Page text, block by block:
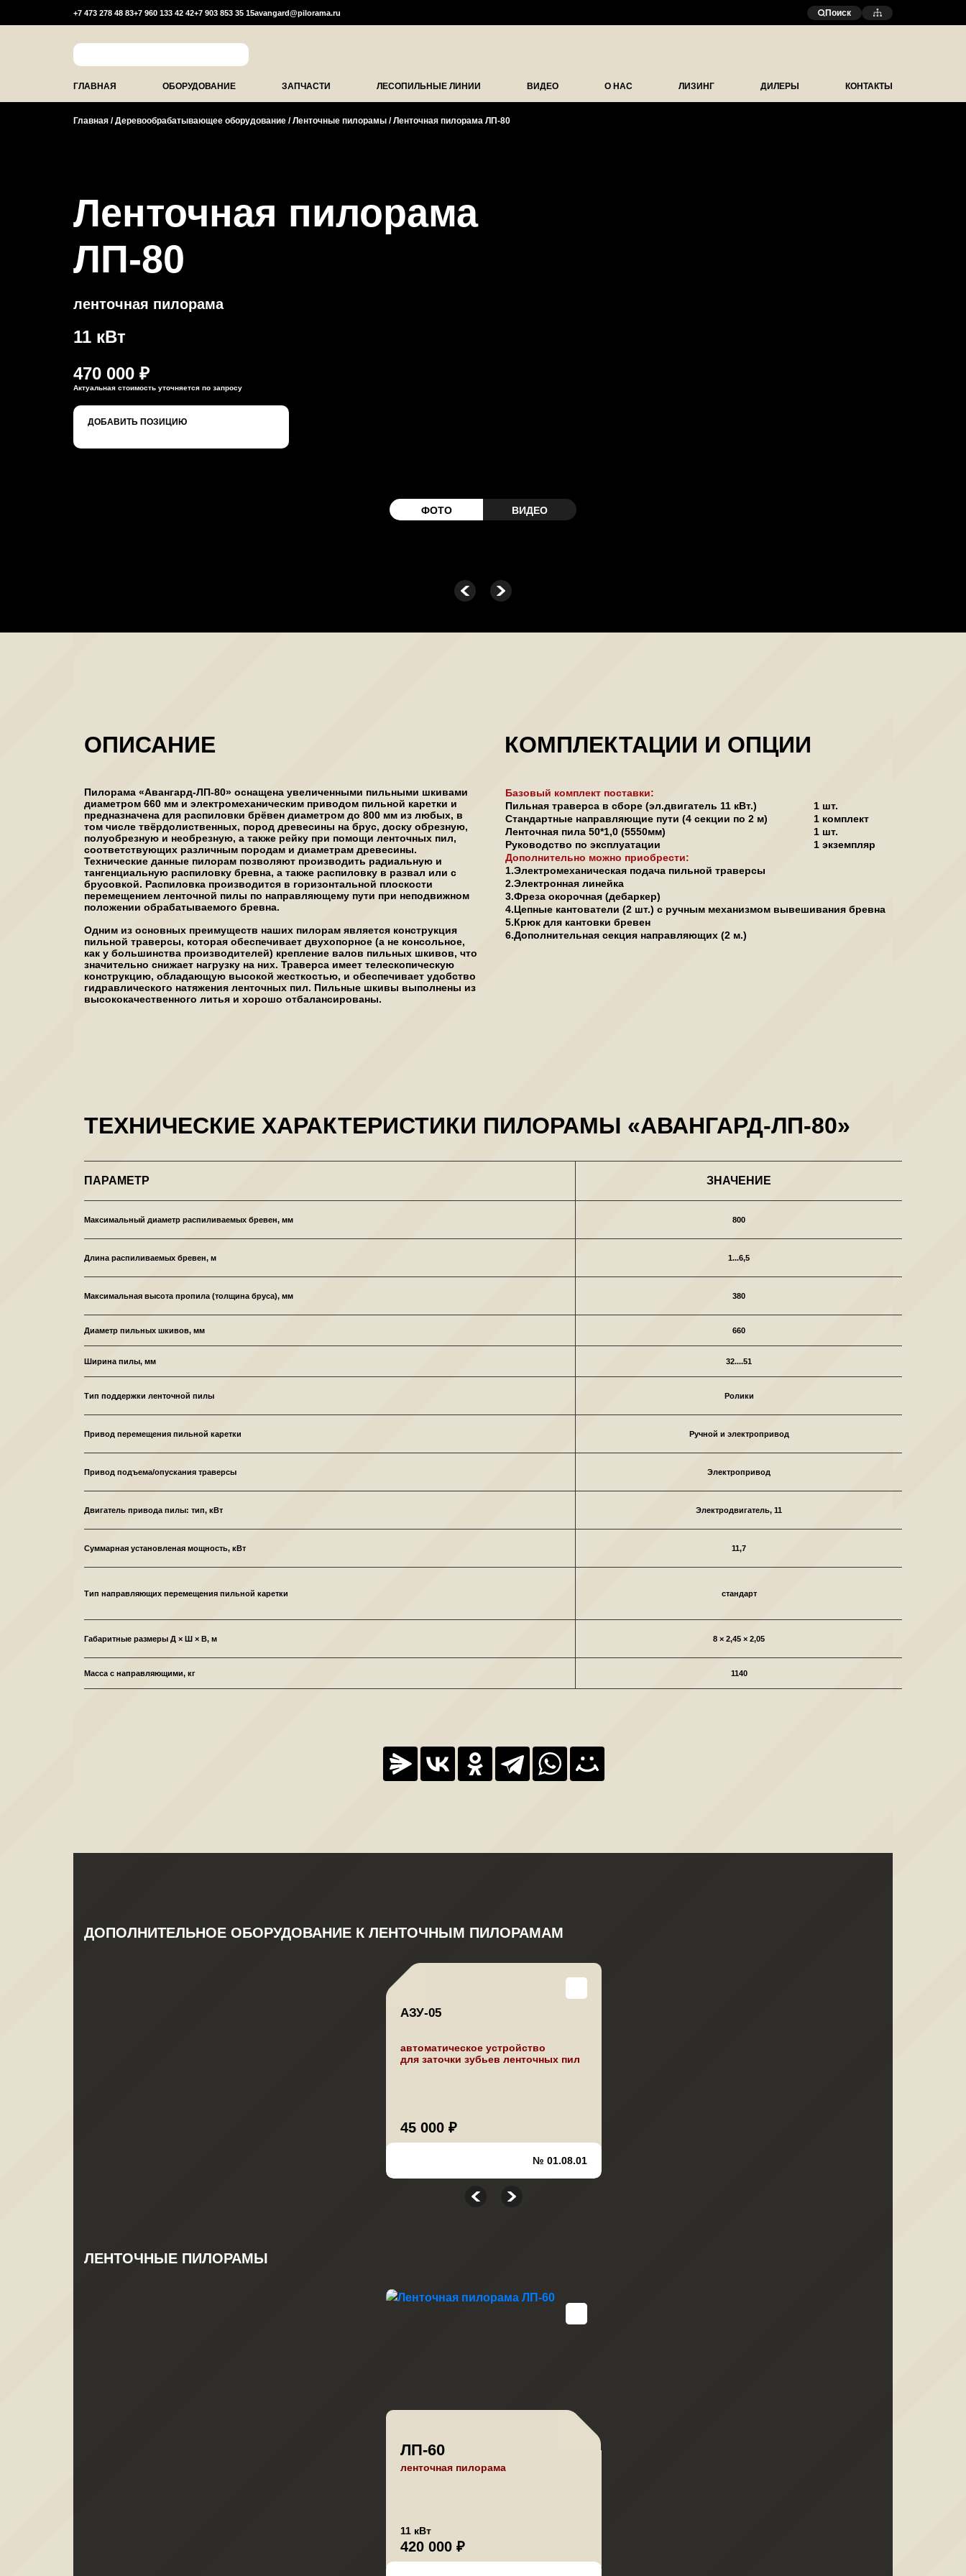
+7 473 278 48 83+7 960 133 42 42+7 903 853 35 15avangard@pilorama.ru Поиск
ГЛАВНАЯ ОБОРУДОВАНИЕ ЗАПЧАСТИ ЛЕСОПИЛЬНЫЕ ЛИНИИ ВИДЕО О НАС ЛИЗИНГ ДИЛЕРЫ КОНТАКТЫ
Главная / Деревообрабатывающее оборудование / Ленточные пилорамы / Ленточная пилорама ЛП-80
Ленточная пилорама
ЛП-80
ленточная пилорама
11 кВт
470 000 ₽
Актуальная стоимость уточняется по запросу
ДОБАВИТЬ ПОЗИЦИЮ
ФОТО ВИДЕО
ОПИСАНИЕ
Пилорама «Авангард-ЛП-80» оснащена увеличенными пильными шкивами
диаметром 660 мм и электромеханическим приводом пильной каретки и
предназначена для распиловки брёвен диаметром до 800 мм из любых, в
том числе твёрдолиственных, пород древесины на брус, доску обрезную,
полуобрезную и необрезную, а также рейку при помощи ленточных пил,
соответствующих различным породам и диаметрам древесины.
Технические данные пилорам позволяют производить радиальную и
тангенциальную распиловку бревна, а также распиловку в развал или с
брусовкой. Распиловка производится в горизонтальной плоскости
перемещением ленточной пилы по направляющему пути при неподвижном
положении обрабатываемого бревна.
Одним из основных преимуществ наших пилорам является конструкция
пильной траверсы, которая обеспечивает двухопорное (а не консольное,
как у большинства производителей) крепление валов пильных шкивов, что
значительно снижает нагрузку на них. Траверса имеет телескопическую
конструкцию, обладающую высокой жесткостью, и обеспечивает удобство
гидравлического натяжения ленточных пил. Пильные шкивы выполнены из
высококачественного литья и хорошо отбалансированы.
КОМПЛЕКТАЦИИ И ОПЦИИ
Базовый комплект поставки:
Пильная траверса в сборе (эл.двигатель 11 кВт.)
1 шт.
Стандартные направляющие пути (4 секции по 2 м)
1 комплект
Ленточная пила 50*1,0 (5550мм)
1 шт.
Руководство по эксплуатации
1 экземпляр
Дополнительно можно приобрести:
1.Электромеханическая подача пильной траверсы
2.Электронная линейка
3.Фреза окорочная (дебаркер)
4.Цепные кантователи (2 шт.) с ручным механизмом вывешивания бревна
5.Крюк для кантовки бревен
6.Дополнительная секция направляющих (2 м.)
ТЕХНИЧЕСКИЕ ХАРАКТЕРИСТИКИ ПИЛОРАМЫ «АВАНГАРД-ЛП-80»
ПАРАМЕТР ЗНАЧЕНИЕ
Максимальный диаметр распиливаемых бревен, мм 800
Длина распиливаемых бревен, м 1...6,5
Максимальная высота пропила (толщина бруса), мм 380
Диаметр пильных шкивов, мм 660
Ширина пилы, мм 32....51
Тип поддержки ленточной пилы Ролики
Привод перемещения пильной каретки Ручной и электропривод
Привод подъема/опускания траверсы Электропривод
Двигатель привода пилы: тип, кВт Электродвигатель, 11
Суммарная установленая мощность, кВт 11,7
Тип направляющих перемещения пильной каретки стандарт
Габаритные размеры Д × Ш × В, м 8 × 2,45 × 2,05
Масса с направляющими, кг 1140
ДОПОЛНИТЕЛЬНОЕ ОБОРУДОВАНИЕ К ЛЕНТОЧНЫМ ПИЛОРАМАМ
АЗУ-05
автоматическое устройство
для заточки зубьев ленточных пил
45 000 ₽
№ 01.08.01
ЛЕНТОЧНЫЕ ПИЛОРАМЫ
ЛП-60
ленточная пилорама
11 кВт
420 000 ₽